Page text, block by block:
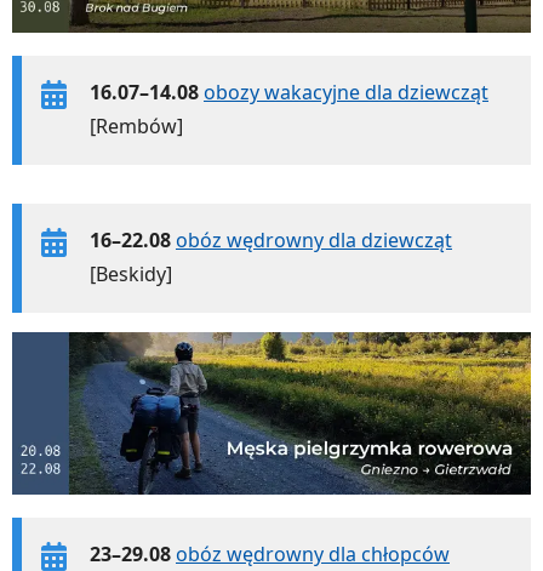
16.07–14.08obozy wakacyjne dla dziewcząt
[Rembów]
16–22.08obóz wędrowny dla dziewcząt
[Beskidy]
23–29.08obóz wędrowny dla chłopców